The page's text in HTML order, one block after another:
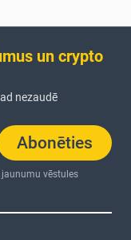
un crypto
nezaudē
Abonēties
vēstules